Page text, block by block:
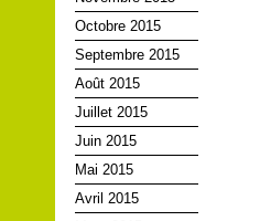
Octobre 2015
Septembre 2015
Août 2015
Juillet 2015
Juin 2015
Mai 2015
Avril 2015